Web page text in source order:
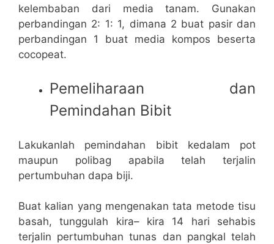
kelembaban dari media tanam. Gunakan
perbandingan 2: 1: 1, dimana 2 buat pasir dan
perbandingan 1 buat media kompos beserta
cocopeat.
Pemeliharaan dan
Pemindahan Bibit
Lakukanlah pemindahan bibit kedalam pot
maupun polibag apabila telah terjalin
pertumbuhan dapa biji.
Buat kalian yang mengenakan tata metode tisu
basah, tunggulah kira– kira 14 hari sehabis
terjalin pertumbuhan tunas dan pangkal telah